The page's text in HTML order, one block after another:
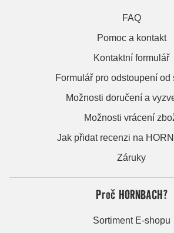
FAQ
Pomoc a kontakt
Kontaktní formulář
Formulář pro odstoupení od
Možnosti doručení a
Možnosti vrácení
Jak přidat recenzi na
Záruky
Proč HORNBACH?
Sortiment E-shopu